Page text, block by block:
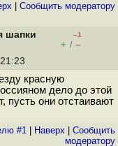
Cообщить модератору
шапки
–1
+ / –
красную
дело до этой
пусть они отстаивают
#1 Наверх
Cообщить
модератору